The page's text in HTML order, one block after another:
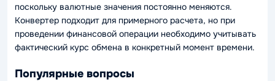
поскольку валютные значения постоянно меняются.
Конвертер подходит для примерного расчета, но при
проведении финансовой операции необходимо учитывать
фактический курс обмена в конкретный момент времени.
Популярные вопросы